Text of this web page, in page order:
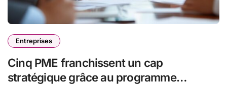
Entreprises
Cinq PME franchissent un cap
stratégique grâce au programme